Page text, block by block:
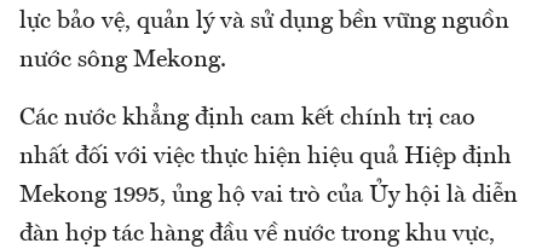
lực bảo vệ, quản lý và sử dụng bền vững nguồn
nước sông Mekong.
Các nước khẳng định cam kết chính trị cao
nhất đối với việc thực hiện hiệu quả Hiệp định
Mekong 1995, ủng hộ vai trò của Ủy hội là diễn
đàn hợp tác hàng đầu về nước trong khu vực,